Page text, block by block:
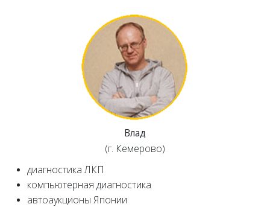
Влад
(г. Кемерово)
диагностика ЛКП
компьютерная диагностика
автоаукционы Японии